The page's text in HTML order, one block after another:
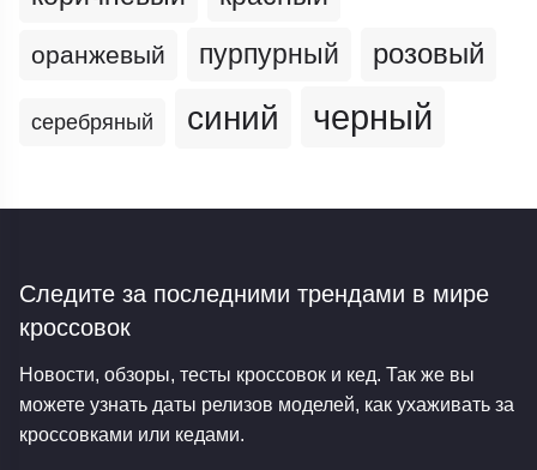
оранжевый пурпурный розовый
серебряный синий черный
Следите за последними трендами в мире
кроссовок
Новости, обзоры, тесты кроссовок и кед. Так же вы
можете узнать даты релизов моделей, как ухаживать за
кроссовками или кедами.